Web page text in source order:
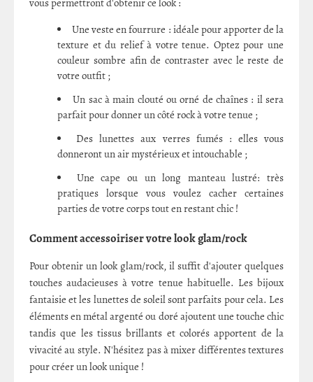
vous permettront d'obtenir ce look :
Une veste en fourrure : idéale pour apporter de la
texture et du relief à votre tenue. Optez pour une
couleur sombre afin de contraster avec le reste de
votre outfit ;
Un sac à main clouté ou orné de chaînes : il sera
parfait pour donner un côté rock à votre tenue ;
Des lunettes aux verres fumés : elles vous
donneront un air mystérieux et intouchable ;
Une cape ou un long manteau lustré: très
pratiques lorsque vous voulez cacher certaines
parties de votre corps tout en restant chic !
Comment accessoiriser votre look glam/rock
Pour obtenir un look glam/rock, il suffit d'ajouter quelques
touches audacieuses à votre tenue habituelle. Les bijoux
fantaisie et les lunettes de soleil sont parfaits pour cela. Les
éléments en métal argenté ou doré ajoutent une touche chic
tandis que les tissus brillants et colorés apportent de la
vivacité au style. N'hésitez pas à mixer différentes textures
pour créer un look unique !